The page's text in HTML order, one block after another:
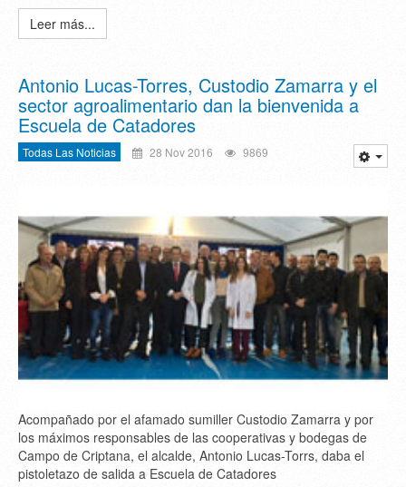
Leer más...
Antonio Lucas-Torres, Custodio Zamarra y el
sector agroalimentario dan la bienvenida a
Escuela de Catadores
Todas Las Noticias 28 Nov 2016 9869
Acompañado por el afamado sumiller Custodio Zamarra y por
los máximos responsables de las cooperativas y bodegas de
Campo de Criptana, el alcalde, Antonio Lucas-Torrs, daba el
pistoletazo de salida a Escuela de Catadores